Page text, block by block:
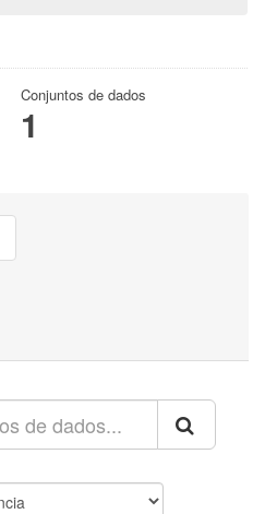
Conjuntos de dados
1